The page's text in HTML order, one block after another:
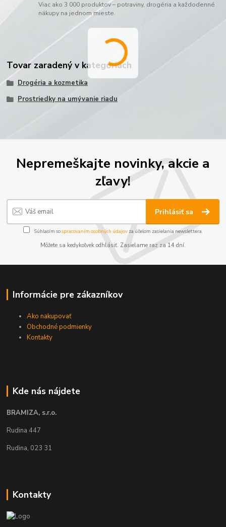
Viac ako 3 000 produktov – potraviny, drogéria a každodenné
nákupy na jednom mieste.
Tovar zaradený v kategóriách
Drogéria a kozmetika
Prostriedky na umývanie riadu
Nepremeškajte novinky, akcie a
zľavy!
Prihlásiť sa
Súhlasím sospracovaním osobných údajov za účelom zasielania newslettera.
Môžete sa kedykoľvek odhlásiť. Zasielame raz za 14 dní.
Informácie pre zákazníkov
Ako nakupovať
Obchodné podmienky
Kontakty
Kde nás nájdete
BRAMIZA, s.r.o.
Rudina 447
Rudina, 023 31
Kontakty